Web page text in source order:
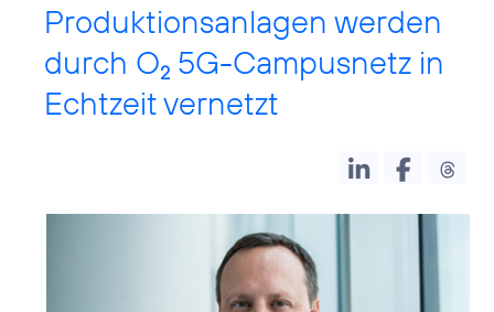
Produktionsanlagen werden
durch O2 5G-Campusnetz in
Echtzeit vernetzt